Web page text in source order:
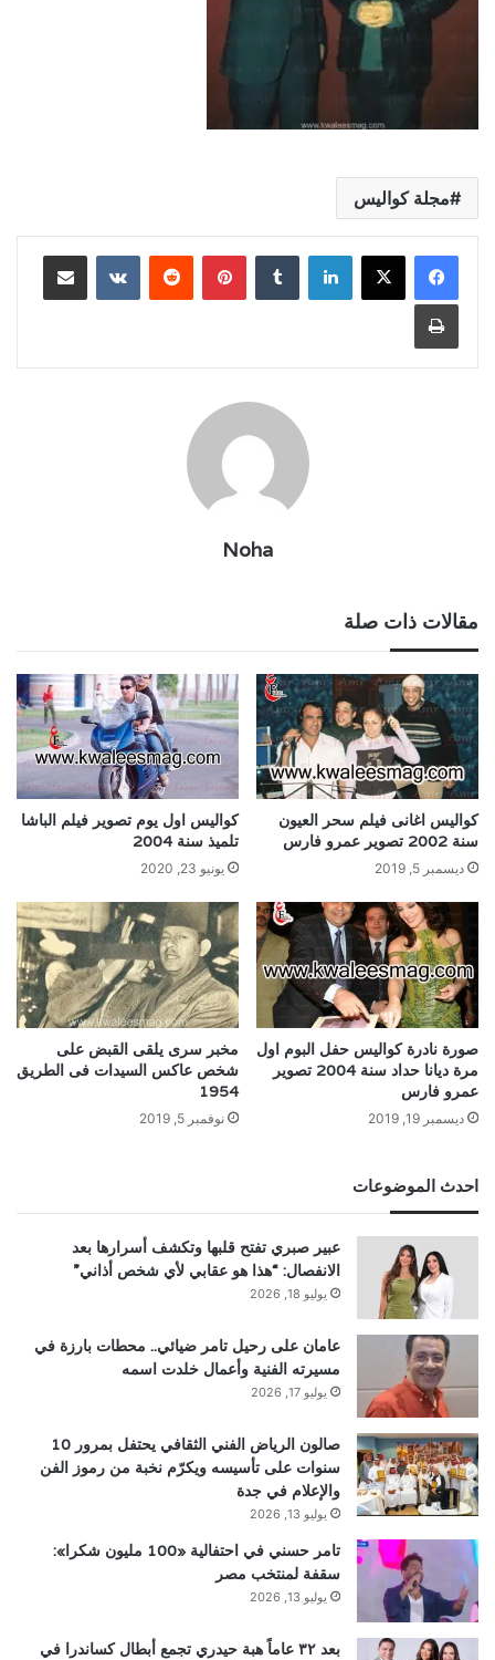
مجلة كواليس
لينكدإن بينتيريست مشاركة عبر البريد
طباعة
Noha
مقالات ذات صلة
كواليس اغانى فيلم سحر العيون
سنة 2002 تصوير عمرو فارس
ديسمبر 5, 2019
كواليس اول يوم تصوير فيلم الباشا
تلميذ سنة 2004
يونيو 23, 2020
صورة نادرة كواليس حفل البوم اول
مرة ديانا حداد سنة 2004 تصوير
عمرو فارس
ديسمبر 19, 2019
مخبر سرى يلقى القبض على
شخص عاكس السيدات فى الطريق
1954
نوفمبر 5, 2019
احدث الموضوعات
عبير صبري تفتح قلبها وتكشف أسرارها بعد
الانفصال: “هذا هو عقابي لأي شخص أذاني”
يوليو 18, 2026
عامان على رحيل تامر ضيائي.. محطات بارزة في
مسيرته الفنية وأعمال خلدت اسمه
يوليو 17, 2026
صالون الرياض الفني الثقافي يحتفل بمرور 10
سنوات على تأسيسه ويكرّم نخبة من رموز الفن
والإعلام في جدة
يوليو 13, 2026
تامر حسني في احتفالية «100 مليون شكرا»:
سقفة لمنتخب مصر
يوليو 13, 2026
بعد ٣٢ عاماً هبة حيدري تجمع أبطال كساندرا في